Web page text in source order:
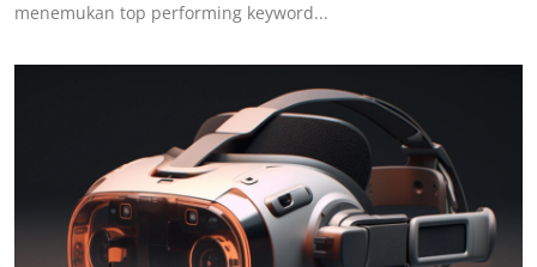
menemukan top performing keyword...